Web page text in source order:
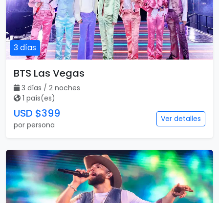
3 días
BTS Las Vegas
3 días / 2 noches
1 país(es)
USD $399
por persona
Ver detalles